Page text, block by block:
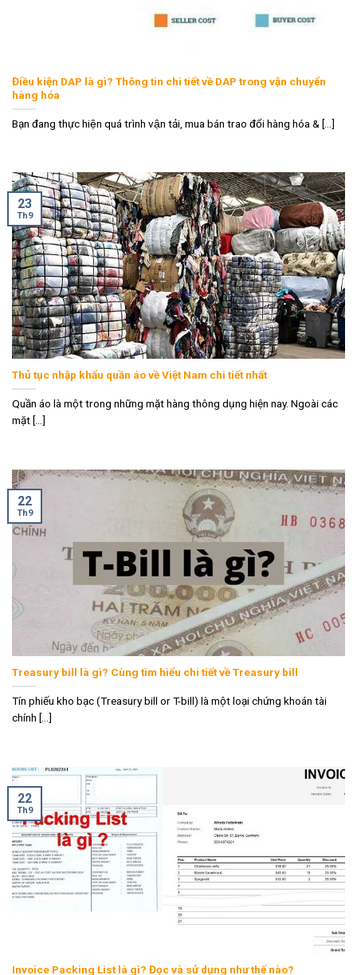
Điều kiện DAP là gì? Thông tin chi tiết về DAP trong vận chuyển
hàng hóa
Bạn đang thực hiện quá trình vận tải, mua bán trao đổi hàng hóa & [...]
Thủ tục nhập khẩu quần áo về Việt Nam chi tiết nhất
Quần áo là một trong những mặt hàng thông dụng hiện nay. Ngoài các
mặt [...]
23
Th9
Treasury bill là gì? Cùng tìm hiểu chi tiết về Treasury bill
Tín phiếu kho bạc (Treasury bill or T-bill) là một loại chứng khoán tài
chính [...]
22
Th9
Invoice Packing List là gì? Đọc và sử dụng như thế nào?
22
Th9